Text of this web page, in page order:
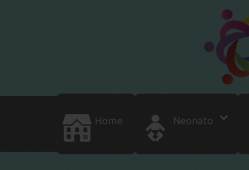
Home Neonato